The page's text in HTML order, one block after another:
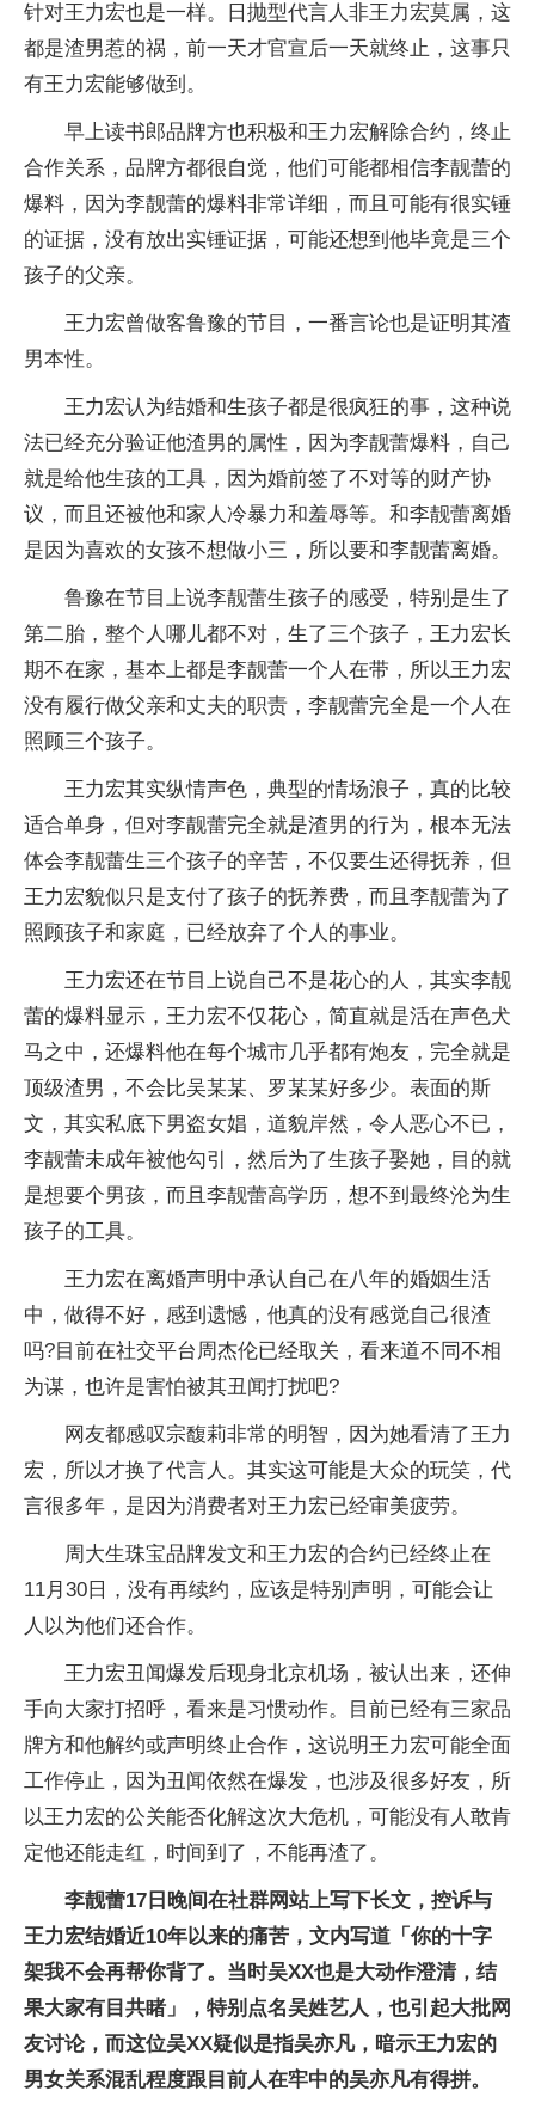
针对王力宏也是一样。日抛型代言人非王力宏莫属，这
都是渣男惹的祸，前一天才官宣后一天就终止，这事只
有王力宏能够做到。
早上读书郎品牌方也积极和王力宏解除合约，终止
合作关系，品牌方都很自觉，他们可能都相信李靓蕾的
爆料，因为李靓蕾的爆料非常详细，而且可能有很实锤
的证据，没有放出实锤证据，可能还想到他毕竟是三个
孩子的父亲。
王力宏曾做客鲁豫的节目，一番言论也是证明其渣
男本性。
王力宏认为结婚和生孩子都是很疯狂的事，这种说
法已经充分验证他渣男的属性，因为李靓蕾爆料，自己
就是给他生孩的工具，因为婚前签了不对等的财产协
议，而且还被他和家人冷暴力和羞辱等。和李靓蕾离婚
是因为喜欢的女孩不想做小三，所以要和李靓蕾离婚。
鲁豫在节目上说李靓蕾生孩子的感受，特别是生了
第二胎，整个人哪儿都不对，生了三个孩子，王力宏长
期不在家，基本上都是李靓蕾一个人在带，所以王力宏
没有履行做父亲和丈夫的职责，李靓蕾完全是一个人在
照顾三个孩子。
王力宏其实纵情声色，典型的情场浪子，真的比较
适合单身，但对李靓蕾完全就是渣男的行为，根本无法
体会李靓蕾生三个孩子的辛苦，不仅要生还得抚养，但
王力宏貌似只是支付了孩子的抚养费，而且李靓蕾为了
照顾孩子和家庭，已经放弃了个人的事业。
王力宏还在节目上说自己不是花心的人，其实李靓
蕾的爆料显示，王力宏不仅花心，简直就是活在声色犬
马之中，还爆料他在每个城市几乎都有炮友，完全就是
顶级渣男，不会比吴某某、罗某某好多少。表面的斯
文，其实私底下男盗女娼，道貌岸然，令人恶心不已，
李靓蕾未成年被他勾引，然后为了生孩子娶她，目的就
是想要个男孩，而且李靓蕾高学历，想不到最终沦为生
孩子的工具。
王力宏在离婚声明中承认自己在八年的婚姻生活
中，做得不好，感到遗憾，他真的没有感觉自己很渣
吗?目前在社交平台周杰伦已经取关，看来道不同不相
为谋，也许是害怕被其丑闻打扰吧?
网友都感叹宗馥莉非常的明智，因为她看清了王力
宏，所以才换了代言人。其实这可能是大众的玩笑，代
言很多年，是因为消费者对王力宏已经审美疲劳。
周大生珠宝品牌发文和王力宏的合约已经终止在
11月30日，没有再续约，应该是特别声明，可能会让
人以为他们还合作。
王力宏丑闻爆发后现身北京机场，被认出来，还伸
手向大家打招呼，看来是习惯动作。目前已经有三家品
牌方和他解约或声明终止合作，这说明王力宏可能全面
工作停止，因为丑闻依然在爆发，也涉及很多好友，所
以王力宏的公关能否化解这次大危机，可能没有人敢肯
定他还能走红，时间到了，不能再渣了。
李靓蕾17日晚间在社群网站上写下长文，控诉与
王力宏结婚近10年以来的痛苦，文内写道「你的十字
架我不会再帮你背了。当时吴XX也是大动作澄清，结
果大家有目共睹」，特别点名吴姓艺人，也引起大批网
友讨论，而这位吴XX疑似是指吴亦凡，暗示王力宏的
男女关系混乱程度跟目前人在牢中的吴亦凡有得拼。